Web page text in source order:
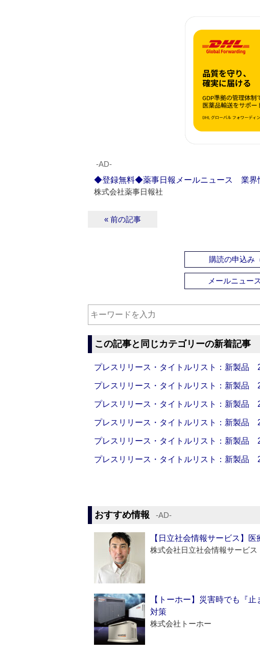
‐AD‐
◆登録無料◆薬事日報メールニュース 業界
株式会社薬事日報社
« 前の記事
購読の申込み
メールニュー
この記事と同じカテゴリーの新着記事
プレスリリース・タイトルリスト：新製品
プレスリリース・タイトルリスト：新製品
プレスリリース・タイトルリスト：新製品
プレスリリース・タイトルリスト：新製品
プレスリリース・タイトルリスト：新製品
プレスリリース・タイトルリスト：新製品
おすすめ情報 ‐AD‐
【日立社会情報サービス】
株式会社日立社会情報サービス
【トーホー】災害時でも『
対策
株式会社トーホー